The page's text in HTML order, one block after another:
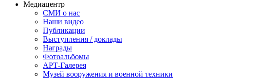
Медиацентр
СМИ о нас
Наши видео
Публикации
Выступления / доклады
Награды
Фотоальбомы
АРТ-Галерея
Музей вооружения и военной техники